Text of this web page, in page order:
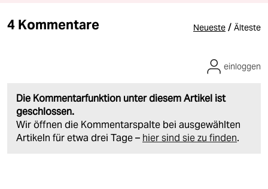
4 Kommentare Neueste / Älteste
Die Kommentarfunktion unter diesem Artikel ist
geschlossen.
Wir öffnen die Kommentarspalte bei ausgewählten
Artikeln für etwa drei Tage – hier sind sie zu finden.
einloggen